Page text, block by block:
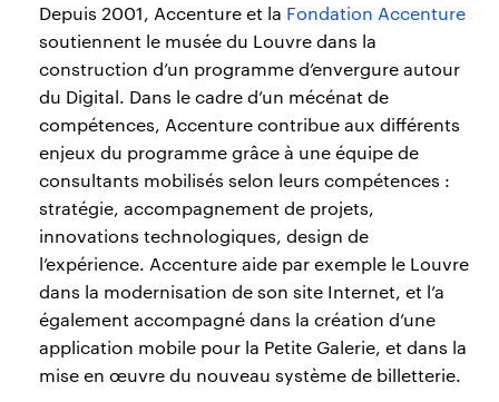
Depuis 2001, Accenture et la Fondation Accenture
soutiennent le musée du Louvre dans la
construction d’un programme d’envergure autour
du Digital. Dans le cadre d’un mécénat de
compétences, Accenture contribue aux différents
enjeux du programme grâce à une équipe de
consultants mobilisés selon leurs compétences :
stratégie, accompagnement de projets,
innovations technologiques, design de
l’expérience. Accenture aide par exemple le Louvre
dans la modernisation de son site Internet, et l’a
également accompagné dans la création d’une
application mobile pour la Petite Galerie, et dans la
mise en œuvre du nouveau système de billetterie.